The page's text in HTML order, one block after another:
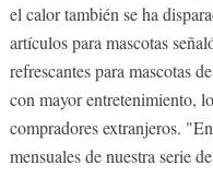
el calor también se ha
artículos para mascotas
refrescantes para mascotas
con mayor entretenimiento,
compradores extranjeros.
mensuales de nuestra serie